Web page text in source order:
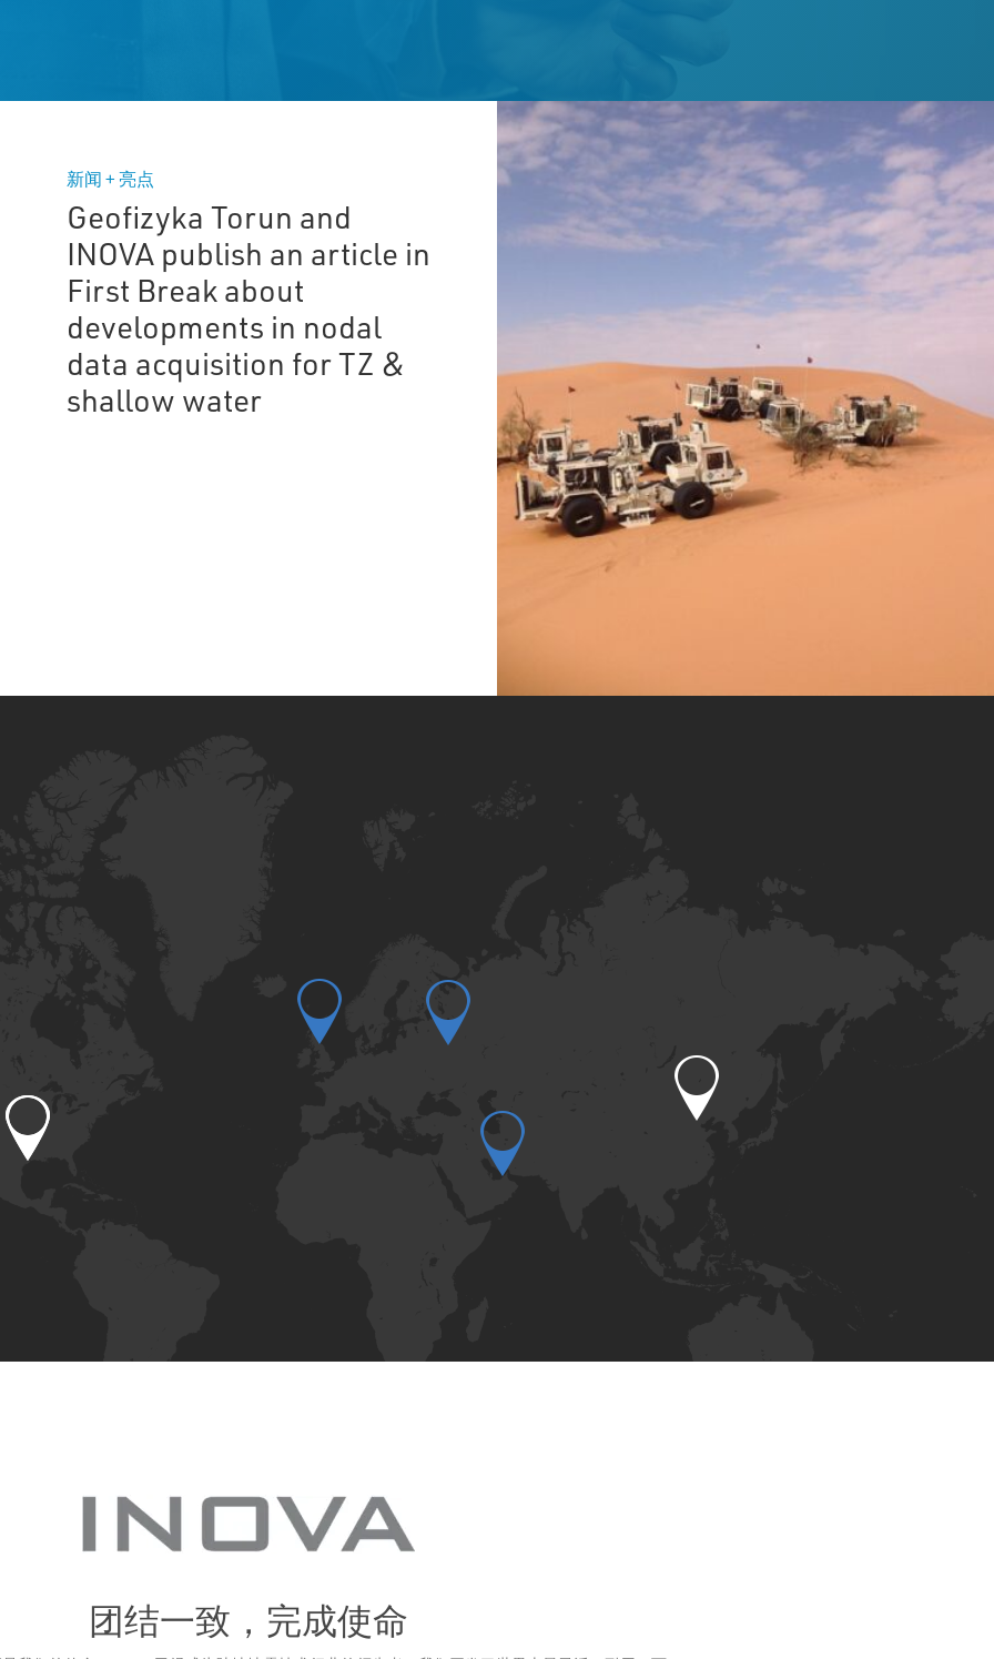
新闻 + 亮点
Geofizyka Torun and
INOVA publish an article in
First Break about
developments in nodal
data acquisition for TZ &
shallow water
团结一致，完成使命